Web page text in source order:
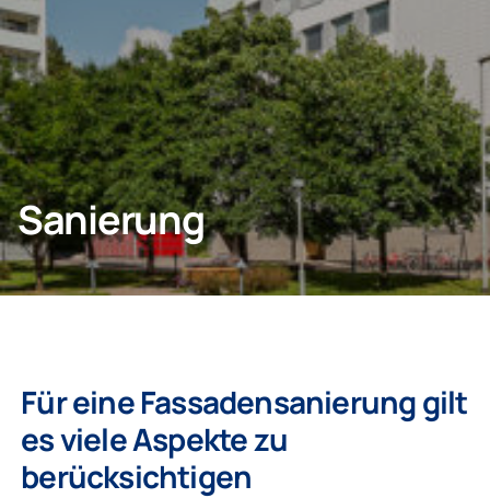
Privatkunden
Unternehmen
KONTAKT
Sanierung
Für eine Fassadensanierung gilt
es viele Aspekte zu
berücksichtigen